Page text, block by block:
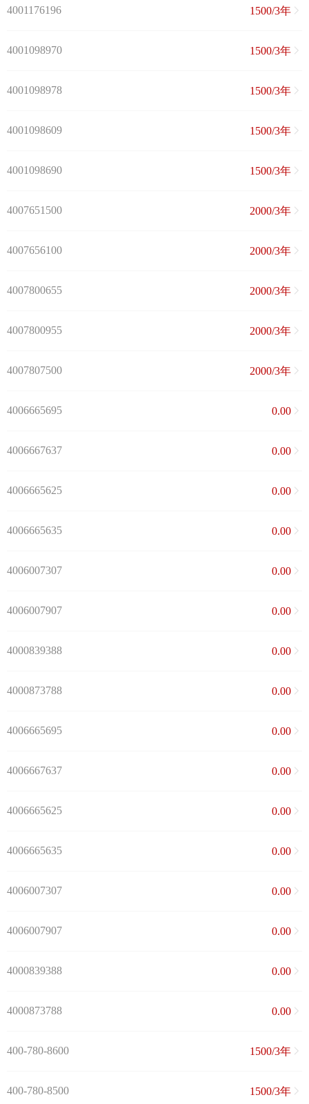
4001176196 1500/3年
4001098970 1500/3年
4001098978 1500/3年
4001098609 1500/3年
4001098690 1500/3年
4007651500 2000/3年
4007656100 2000/3年
4007800655 2000/3年
4007800955 2000/3年
4007807500 2000/3年
4006665695 0.00
4006667637 0.00
4006665625 0.00
4006665635 0.00
4006007307 0.00
4006007907 0.00
4000839388 0.00
4000873788 0.00
4006665695 0.00
4006667637 0.00
4006665625 0.00
4006665635 0.00
4006007307 0.00
4006007907 0.00
4000839388 0.00
4000873788 0.00
400-780-8600 1500/3年
400-780-8500 1500/3年